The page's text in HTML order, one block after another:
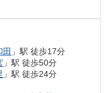
田 」駅 徒歩17分
」駅 徒歩50分
」駅 徒歩24分